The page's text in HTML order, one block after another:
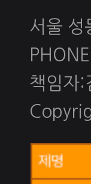
서울
책임자